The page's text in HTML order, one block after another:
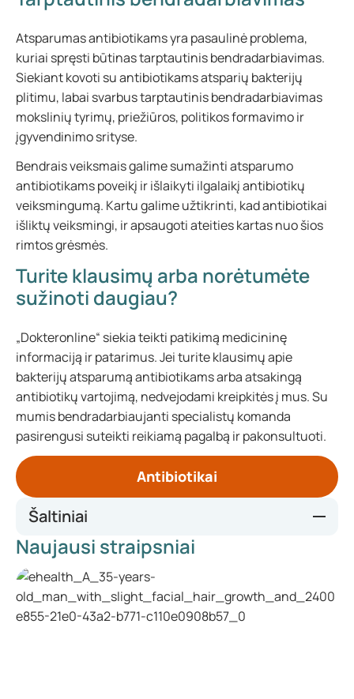
Atsparumas antibiotikams yra pasaulinė problema,
kuriai spręsti būtinas tarptautinis bendradarbiavimas.
Siekiant kovoti su antibiotikams atsparių bakterijų
plitimu, labai svarbus tarptautinis bendradarbiavimas
mokslinių tyrimų, priežiūros, politikos formavimo ir
įgyvendinimo srityse.
Bendrais veiksmais galime sumažinti atsparumo
antibiotikams poveikį ir išlaikyti ilgalaikį antibiotikų
veiksmingumą. Kartu galime užtikrinti, kad antibiotikai
išliktų veiksmingi, ir apsaugoti ateities kartas nuo šios
rimtos grėsmės.
Turite klausimų arba norėtumėte
sužinoti daugiau?
„Dokteronline“ siekia teikti patikimą medicininę
informaciją ir patarimus. Jei turite klausimų apie
bakterijų atsparumą antibiotikams arba atsakingą
antibiotikų vartojimą, nedvejodami kreipkitės į mus. Su
mumis bendradarbiaujanti specialistų komanda
pasirengusi suteikti reikiamą pagalbą ir pakonsultuoti.
Antibiotikai
Šaltiniai
https://www.vzinfo.nl/antimicrobiele-resistentie-
amr/internationaal
5 redenen om antimicrobiële resistentie (AMR) tegen te
gaan - Consilium (europa.eu)
The Antibiotic Resistance Crisis - PMC (nih.gov)
Naujausi straipsniai